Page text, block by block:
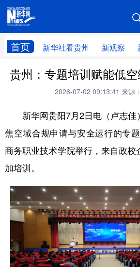
首页 新华社看贵州 新观察
网站地图
新华社看贵州 新观察 新动
贵州领导 人事
专题 访谈 直播
畅游贵州 数字贵州 律动
光影贵州 部门之窗 县区
融媒联播
六盘水 毕节 铜仁
黔南 黔西南
地方频道
贵州：专题培训赋能低
2026-07-02 09:13:41 来源
新华网贵阳7月2日电（卢志佳
焦空域合规申请与安全运行的专
商务职业技术学院举行，来自政校
加培训。